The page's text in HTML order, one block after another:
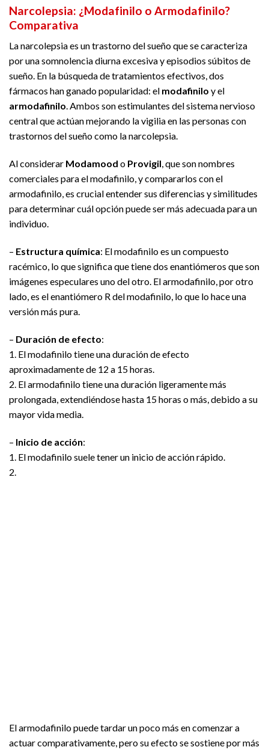
Narcolepsia: ¿Modafinilo o Armodafinilo?
Comparativa
La narcolepsia es un trastorno del sueño que se caracteriza
por una somnolencia diurna excesiva y episodios súbitos de
sueño. En la búsqueda de tratamientos efectivos, dos
fármacos han ganado popularidad: el modafinilo y el
armodafinilo. Ambos son estimulantes del sistema nervioso
central que actúan mejorando la vigilia en las personas con
trastornos del sueño como la narcolepsia.
Al considerar Modamood o Provigil, que son nombres
comerciales para el modafinilo, y compararlos con el
armodafinilo, es crucial entender sus diferencias y similitudes
para determinar cuál opción puede ser más adecuada para un
individuo.
– Estructura química: El modafinilo es un compuesto
racémico, lo que significa que tiene dos enantiómeros que son
imágenes especulares uno del otro. El armodafinilo, por otro
lado, es el enantiómero R del modafinilo, lo que lo hace una
versión más pura.
– Duración de efecto:
1. El modafinilo tiene una duración de efecto
aproximadamente de 12 a 15 horas.
2. El armodafinilo tiene una duración ligeramente más
prolongada, extendiéndose hasta 15 horas o más, debido a su
mayor vida media.
– Inicio de acción:
1. El modafinilo suele tener un inicio de acción rápido.
2.
El armodafinilo puede tardar un poco más en comenzar a
actuar comparativamente, pero su efecto se sostiene por más